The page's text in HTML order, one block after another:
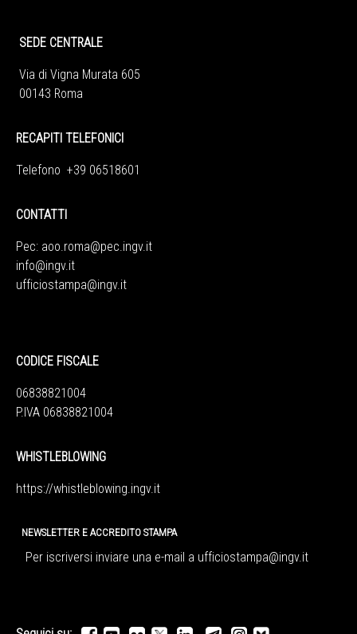
SEDE CENTRALE
Via di Vigna Murata 605
00143 Roma
RECAPITI TELEFONICI
Telefono +39 06518601
CONTATTI
Pec: aoo.roma@pec.ingv.it
info@ingv.it
ufficiostampa@ingv.it
CODICE FISCALE
06838821004
P.IVA 06838821004
WHISTLEBLOWING
https://whistleblowing.ingv.it
NEWSLETTER E ACCREDITO STAMPA
Per iscriversi inviare una e-mail a ufficiostampa@ingv.it